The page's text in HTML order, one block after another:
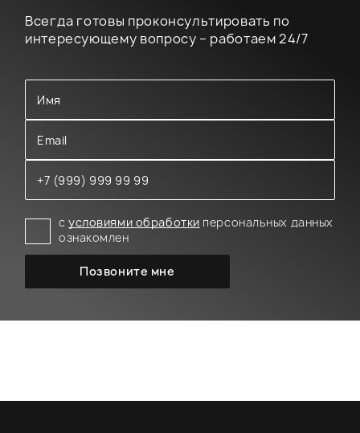
Всегда готовы проконсультировать по
интересующему вопросу – работаем 24/7
сусловиями обработки персональных данных
ознакомлен